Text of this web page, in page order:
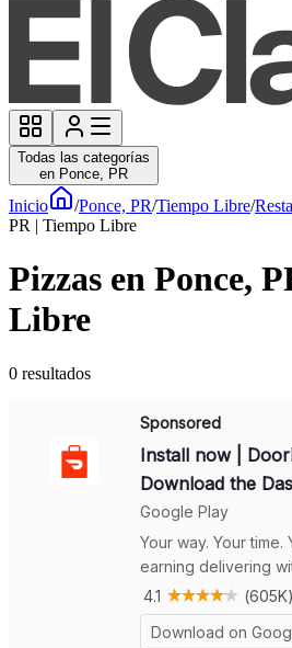
Todas las categorías
en Ponce, PR
Inicio /Ponce, PR/Tiempo Libre/
PR | Tiempo Libre
Pizzas en Ponce,
Libre
0 resultados